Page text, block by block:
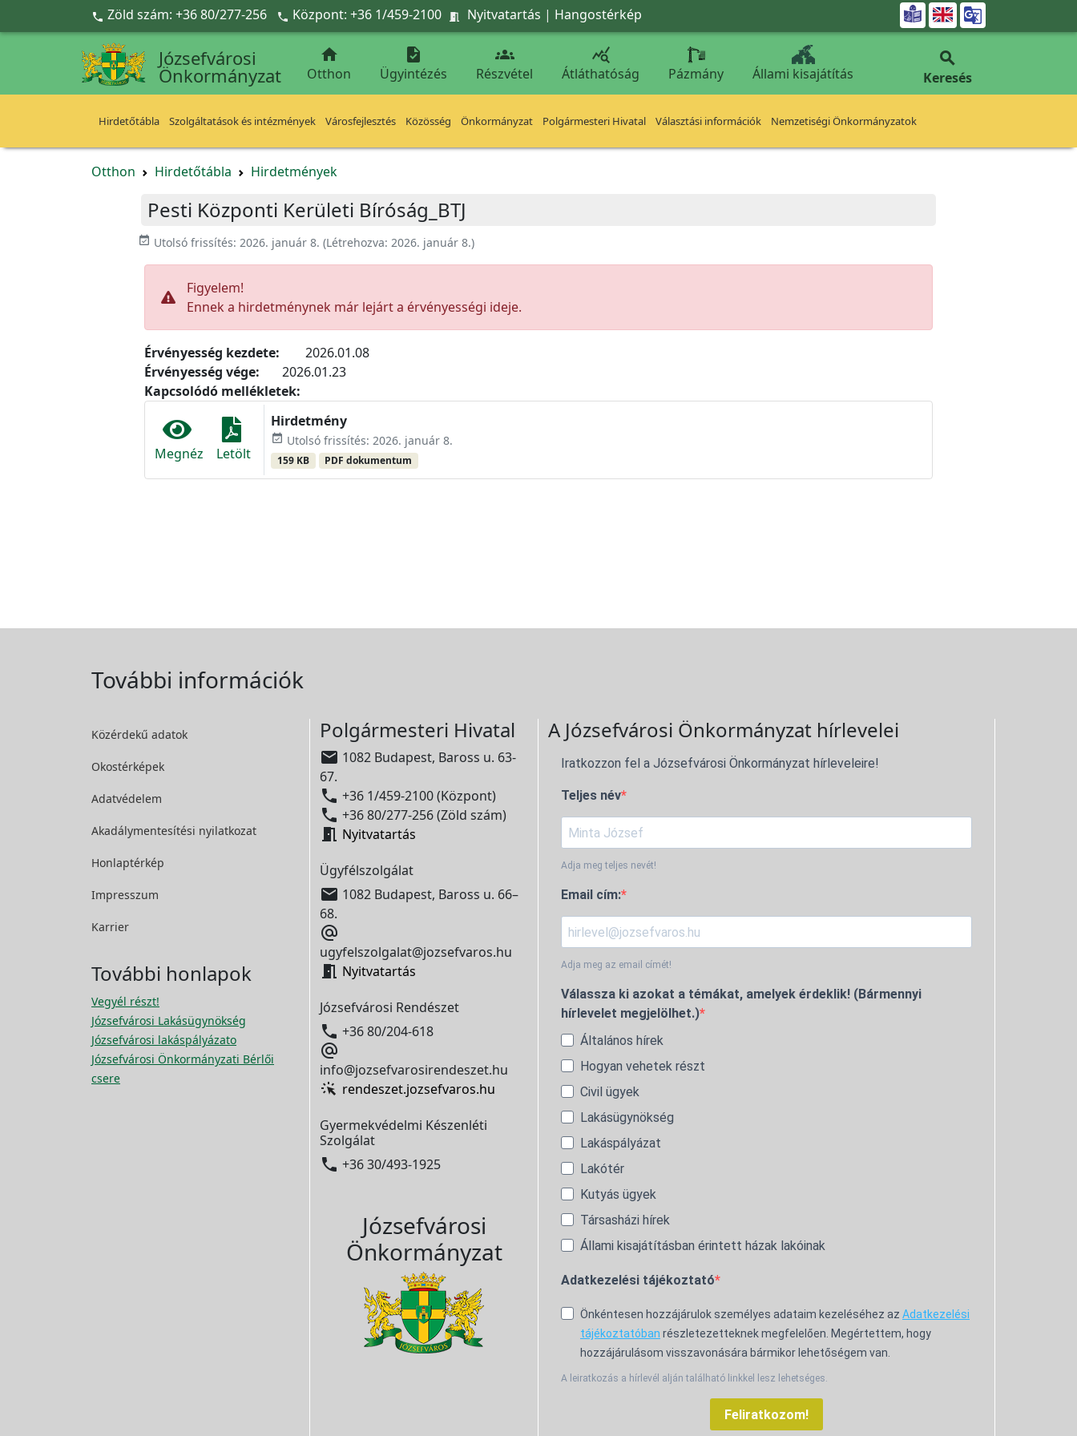
Ugrás a fő tartalomra
 Zöld szám: +36 80/277-256  Központ: +36 1/459-2100  Nyitvatartás | Hangostérkép 
Józsefvárosi
Önkormányzat

Otthon

Ügyintézés

Részvétel

Átláthatóság Pázmány Állami kisajátítás

Keresés
Hirdetőtábla Szolgáltatások és intézmények Városfejlesztés Közösség Önkormányzat Polgármesteri Hivatal Választási információk Nemzetiségi Önkormányzatok
Otthon Hirdetőtábla Hirdetmények
Pesti Központi Kerületi Bíróság_BTJ
event_available Utolsó frissítés: 2026. január 8. (Létrehozva: 2026. január 8.)
Figyelem!
Ennek a hirdetménynek már lejárt a érvényességi ideje.
Érvényesség kezdete:
2026.01.08
Érvényesség vége:
2026.01.23
Kapcsolódó mellékletek:
Megnéz Letölt
Hirdetmény
event_available Utolsó frissítés: 2026. január 8.
159 KB PDF dokumentum
További információk
Közérdekű adatok
Okostérképek
Adatvédelem
Akadálymentesítési nyilatkozat
Honlaptérkép
Impresszum
Karrier
További honlapok
Vegyél részt!
Józsefvárosi Lakásügynökség
Józsefvárosi lakáspályázato
Józsefvárosi Önkormányzati Bérlői
csere
Polgármesteri Hivatal
 1082 Budapest, Baross u. 63-
67.
 +36 1/459-2100 (Központ)
 +36 80/277-256 (Zöld szám)
 Nyitvatartás
Ügyfélszolgálat
 1082 Budapest, Baross u. 66–
68.

ugyfelszolgalat@jozsefvaros.hu
 Nyitvatartás
Józsefvárosi Rendészet
 +36 80/204-618

info@jozsefvarosirendeszet.hu
rendeszet.jozsefvaros.hu
Gyermekvédelmi Készenléti
Szolgálat
 +36 30/493-1925
Józsefvárosi
Önkormányzat
A Józsefvárosi Önkormányzat hírlevelei
Iratkozzon fel a Józsefvárosi Önkormányzat hírleveleire!
Teljes név
Adja meg teljes nevét!
Email cím:
Adja meg az email címét!
Válassza ki azokat a témákat, amelyek érdeklik! (Bármennyi
hírlevelet megjelölhet.)
Általános hírek
Hogyan vehetek részt
Civil ügyek
Lakásügynökség
Lakáspályázat
Lakótér
Kutyás ügyek
Társasházi hírek
Állami kisajátításban érintett házak lakóinak
Adatkezelési tájékoztató
Önkéntesen hozzájárulok személyes adataim kezeléséhez az Adatkezelési
tájékoztatóban részletezetteknek megfelelően. Megértettem, hogy
hozzájárulásom visszavonására bármikor lehetőségem van.
A leiratkozás a hírlevél alján található linkkel lesz lehetséges.
Feliratkozom!